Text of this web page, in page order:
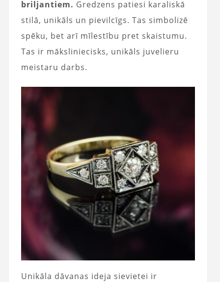
briljantiem. Gredzens patiesi karaliskā
stilā, unikāls un pievilcīgs. Tas simbolizē
spēku, bet arī mīlestību pret skaistumu.
Tas ir māksliniecisks, unikāls juvelieru
meistaru darbs.
Unikāla dāvanas ideja sievietei ir